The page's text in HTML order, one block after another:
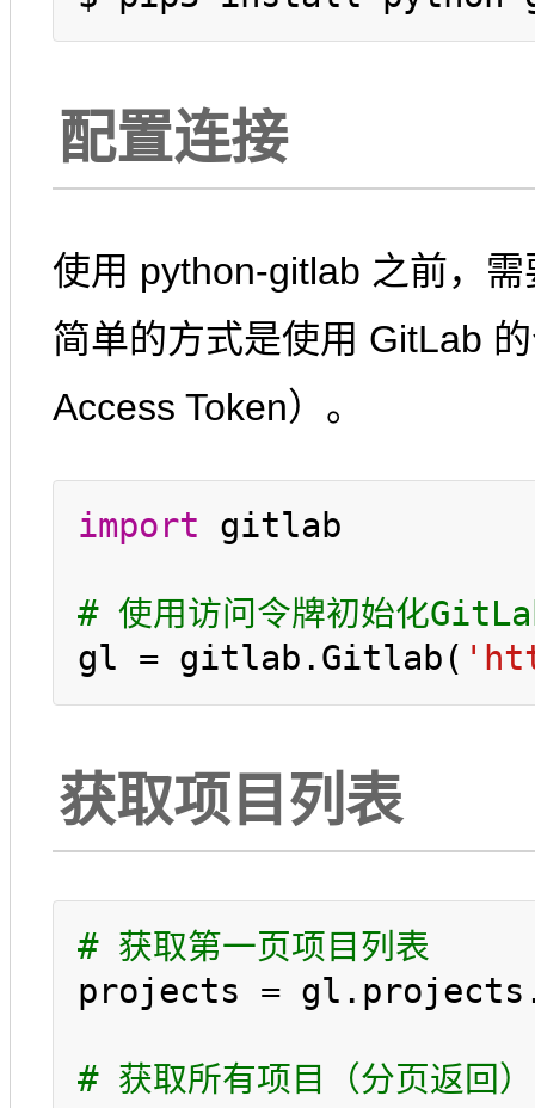
配置连接
使用 python-gitlab 之前，
简单的方式是使用 GitLab
Access Token）。
import gitlab
# 使用访问令牌初始化
gl = gitlab.Gitlab(
获取项目列表
# 获取第一页项目列表
projects =
# 获取所有项目（分页返回）